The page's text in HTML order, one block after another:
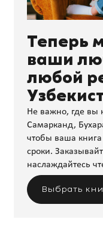
Теперь
ваши
любой
Не важно, где вы
Самарканд,
чтобы ваша книга
сроки.
наслаждайтесь
Выбрать